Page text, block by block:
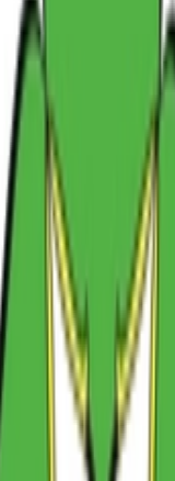
mencakup biru,
warna ini merupakan
dalam representasi
palet
pada materi
sambil tetap
institusional
sebagai aksen yang
dan kejelasan.
dari set warna
tepi atau dukungan
Sering
menggunakan
komersial?
Anda harus
logo